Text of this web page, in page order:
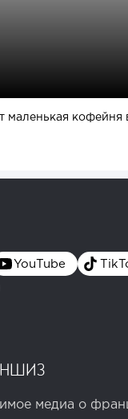
маленькая кофейня
YouTube
медиа о